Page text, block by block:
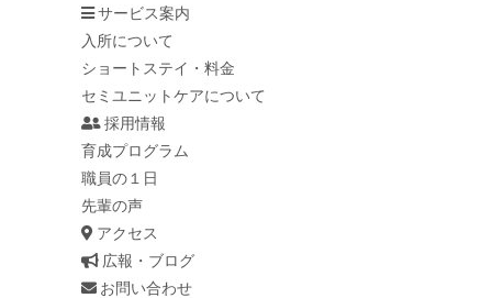
サービス案内
入所について
ショートステイ・料金
セミユニットケアについて
採用情報
育成プログラム
職員の１日
先輩の声
アクセス
広報・ブログ
お問い合わせ